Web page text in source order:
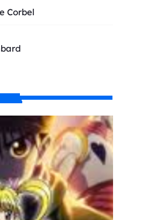
Corbel